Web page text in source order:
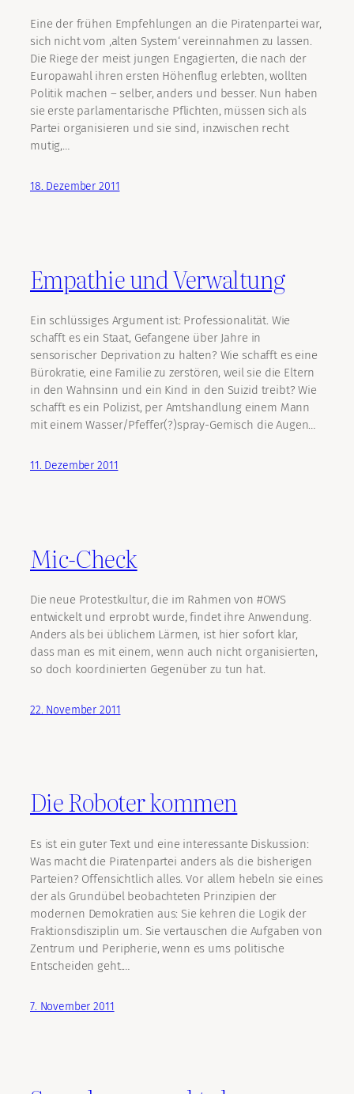
Eine der frühen Empfehlungen an die Piratenpartei war,
sich nicht vom ‚alten System‘ vereinnahmen zu lassen.
Die Riege der meist jungen Engagierten, die nach der
Europawahl ihren ersten Höhenflug erlebten, wollten
Politik machen – selber, anders und besser. Nun haben
sie erste parlamentarische Pflichten, müssen sich als
Partei organisieren und sie sind, inzwischen recht
mutig,…
18. Dezember 2011
Empathie und Verwaltung
Ein schlüssiges Argument ist: Professionalität. Wie
schafft es ein Staat, Gefangene über Jahre in
sensorischer Deprivation zu halten? Wie schafft es eine
Bürokratie, eine Familie zu zerstören, weil sie die Eltern
in den Wahnsinn und ein Kind in den Suizid treibt? Wie
schafft es ein Polizist, per Amtshandlung einem Mann
mit einem Wasser/Pfeffer(?)spray-Gemisch die Augen…
11. Dezember 2011
Mic-Check
Die neue Protestkultur, die im Rahmen von #OWS
entwickelt und erprobt wurde, findet ihre Anwendung.
Anders als bei üblichem Lärmen, ist hier sofort klar,
dass man es mit einem, wenn auch nicht organisierten,
so doch koordinierten Gegenüber zu tun hat.
22. November 2011
Die Roboter kommen
Es ist ein guter Text und eine interessante Diskussion:
Was macht die Piratenpartei anders als die bisherigen
Parteien? Offensichtlich alles. Vor allem hebeln sie eines
der als Grundübel beobachteten Prinzipien der
modernen Demokratien aus: Sie kehren die Logik der
Fraktionsdisziplin um. Sie vertauschen die Aufgaben von
Zentrum und Peripherie, wenn es ums politische
Entscheiden geht.…
7. November 2011